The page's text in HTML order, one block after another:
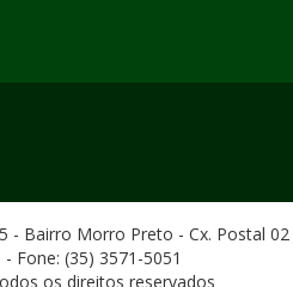
- Bairro Morro Preto - Cx. Postal 02
- Fone: (35) 3571-5051
os direitos reservados